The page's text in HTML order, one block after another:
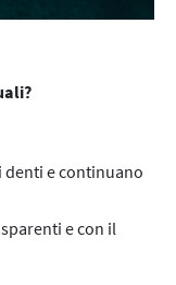
denti e continuano
e con il